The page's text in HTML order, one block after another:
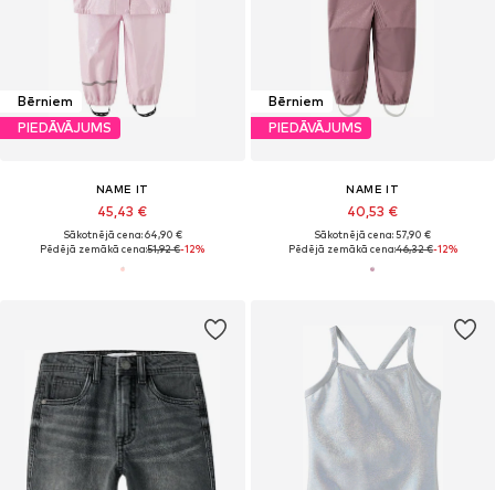
Bērniem
PIEDĀVĀJUMS
NAME IT
45,43 €
Sākotnējā cena: 64,90 €
Pēdējā zemākā cena:51,92 €-12%
Bērniem
PIEDĀVĀJUMS
NAME IT
40,53 €
Sākotnējā cena: 57,90 €
Pēdējā zemākā cena:46,32 €-12%